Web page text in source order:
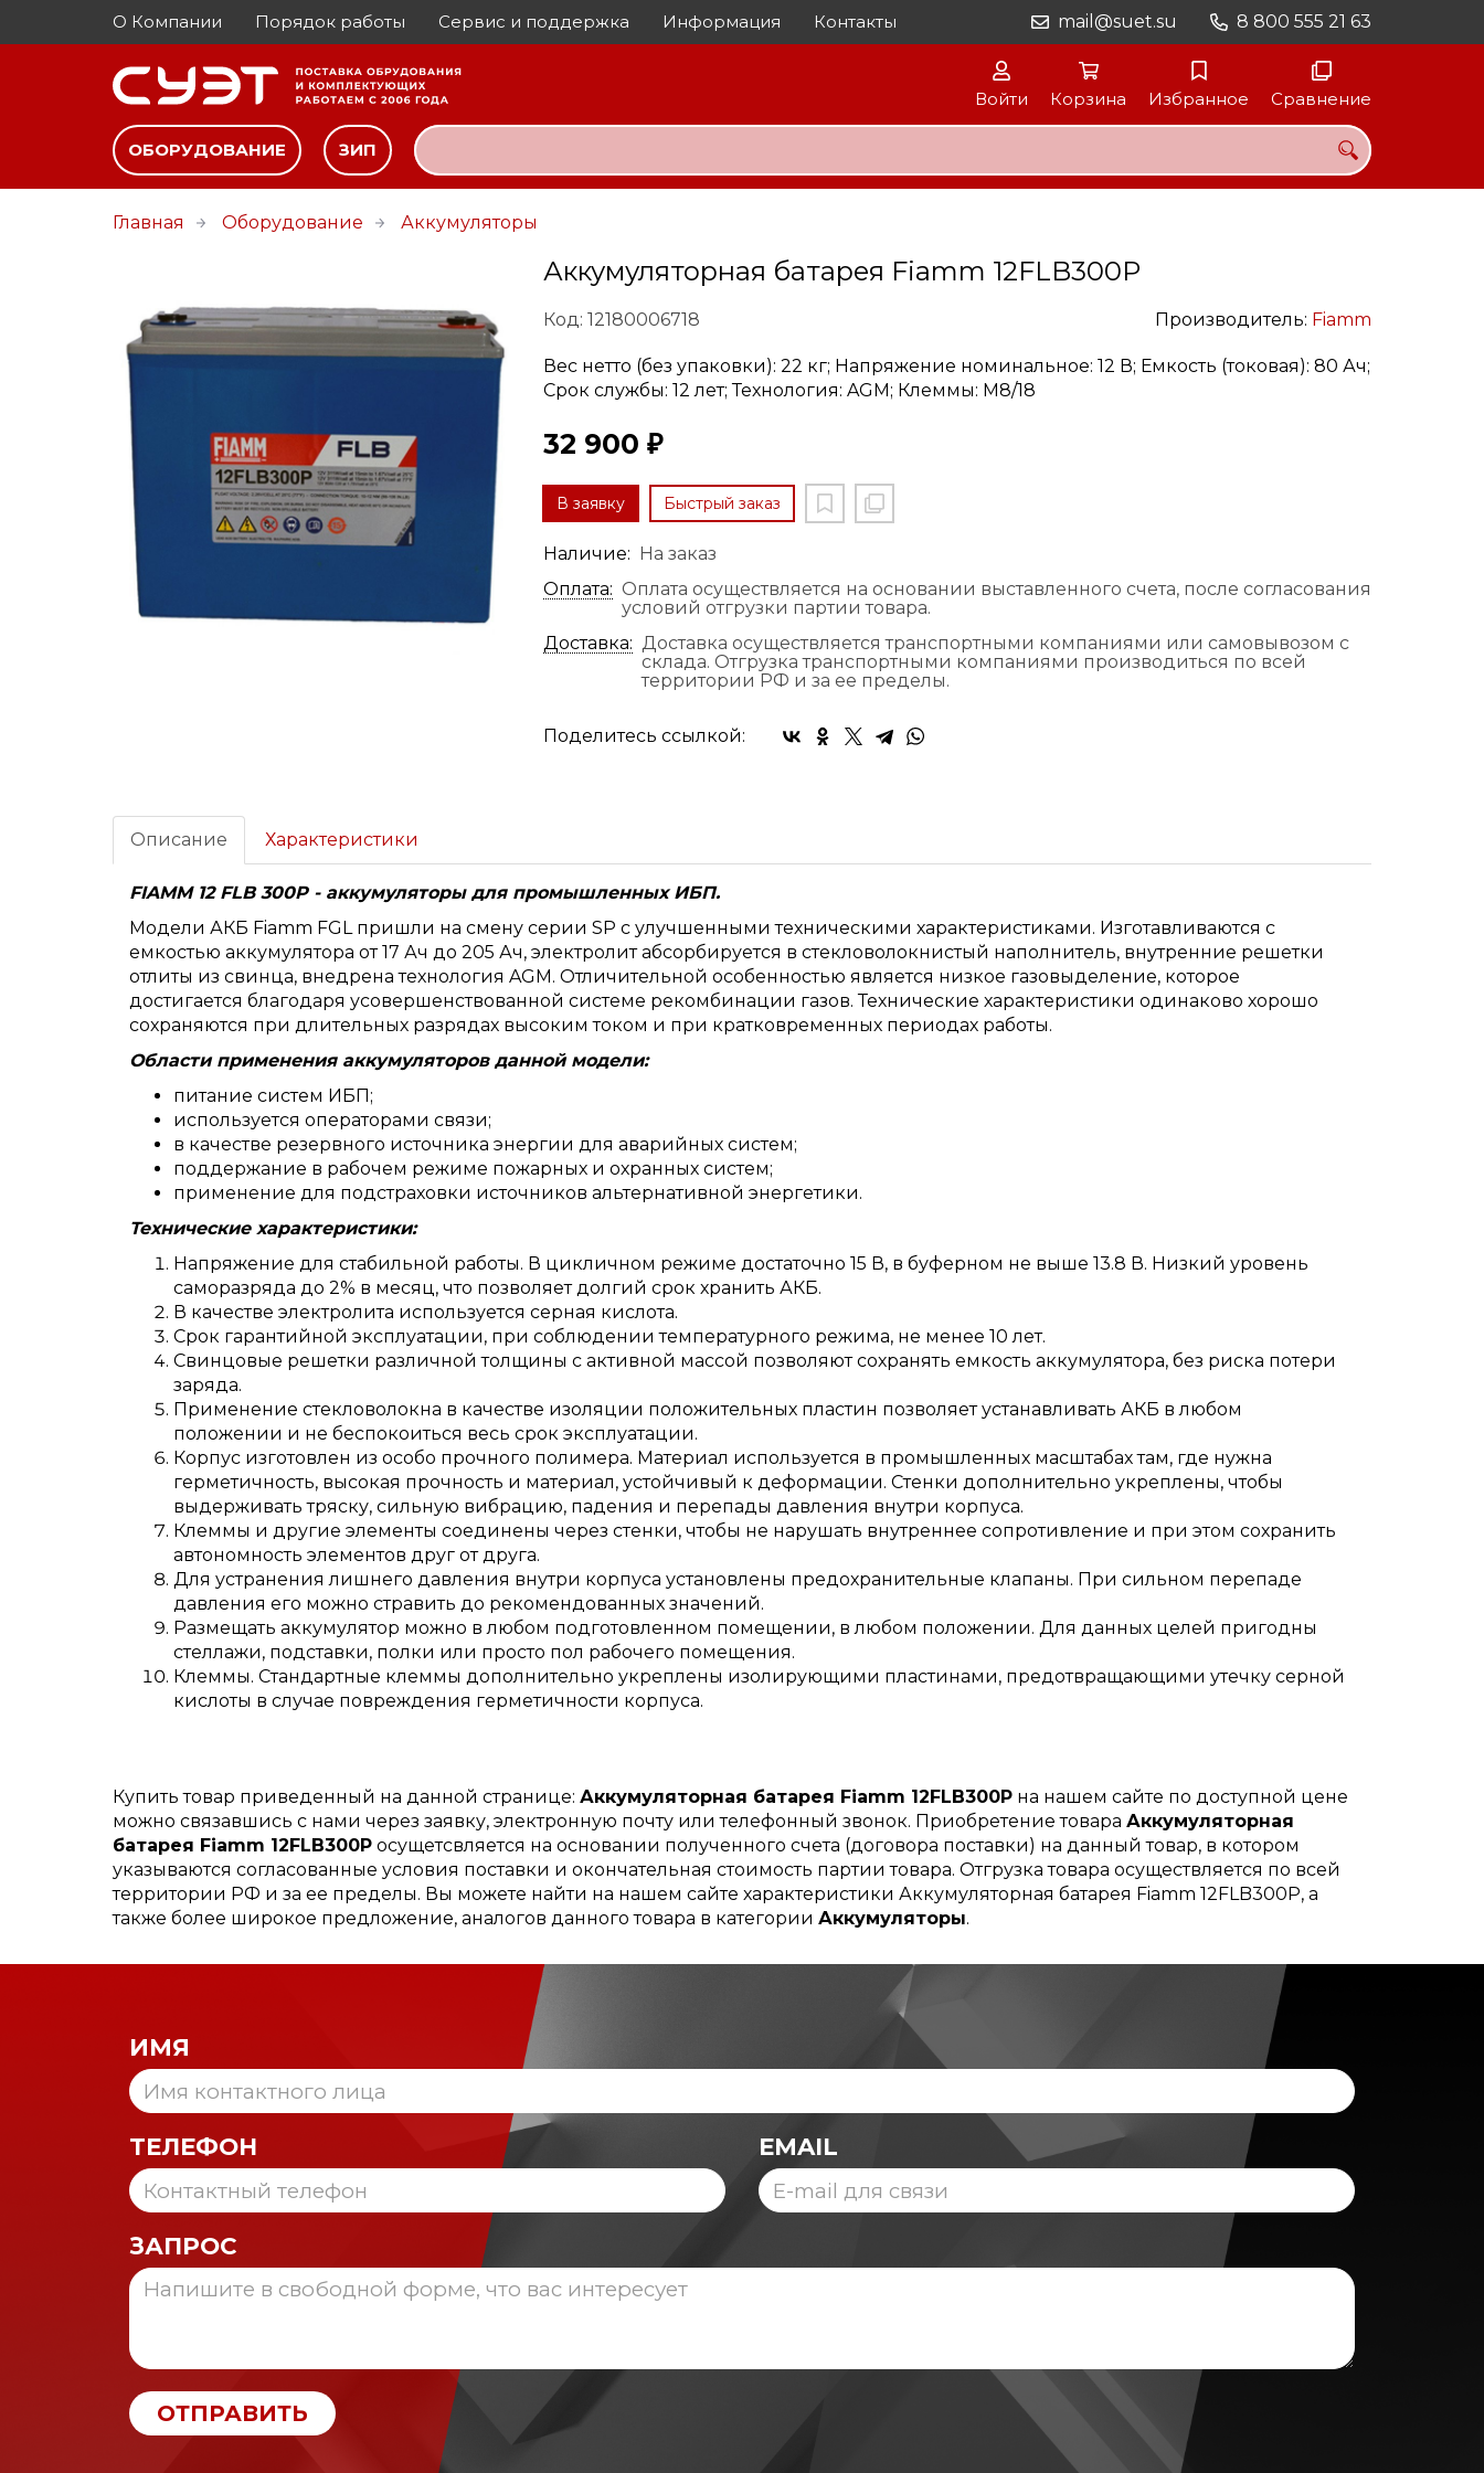
О Компании Порядок работы Сервис и поддержка Информация Контакты 8 800 555 21 63
mail@suet.su
Войти Корзина Избранное Сравнение
ОБОРУДОВАНИЕ ЗИП
Главная Оборудование Аккумуляторы
Аккумуляторная батарея Fiamm 12FLB300P
Код: 12180006718 Производитель: Fiamm
Вес нетто (без упаковки): 22 кг; Напряжение номинальное: 12 В; Емкость (токовая): 80 Ач;
Срок службы: 12 лет; Технология: AGM; Клеммы: M8/18
32 900 ₽
В заявку Быстрый заказ
Наличие: На заказ
Оплата: Оплата осуществляется на основании выставленного счета, после согласования
условий отгрузки партии товара.
Доставка: Доставка осуществляется транспортными компаниями или самовывозом с
склада. Отгрузка транспортными компаниями производиться по всей
территории РФ и за ее пределы.
Поделитесь ссылкой:
Описание Характеристики
FIAMM 12 FLB 300P - аккумуляторы для промышленных ИБП.
Модели АКБ Fiamm FGL пришли на смену серии SP с улучшенными техническими характеристиками. Изготавливаются с
емкостью аккумулятора от 17 Ач до 205 Ач, электролит абсорбируется в стекловолокнистый наполнитель, внутренние решетки
отлиты из свинца, внедрена технология AGM. Отличительной особенностью является низкое газовыделение, которое
достигается благодаря усовершенствованной системе рекомбинации газов. Технические характеристики одинаково хорошо
сохраняются при длительных разрядах высоким током и при кратковременных периодах работы.
Области применения аккумуляторов данной модели:
питание систем ИБП;
используется операторами связи;
в качестве резервного источника энергии для аварийных систем;
поддержание в рабочем режиме пожарных и охранных систем;
применение для подстраховки источников альтернативной энергетики.
Технические характеристики:
Напряжение для стабильной работы. В цикличном режиме достаточно 15 В, в буферном не выше 13.8 В. Низкий уровень
саморазряда до 2% в месяц, что позволяет долгий срок хранить АКБ.
В качестве электролита используется серная кислота.
Срок гарантийной эксплуатации, при соблюдении температурного режима, не менее 10 лет.
Свинцовые решетки различной толщины с активной массой позволяют сохранять емкость аккумулятора, без риска потери
заряда.
Применение стекловолокна в качестве изоляции положительных пластин позволяет устанавливать АКБ в любом
положении и не беспокоиться весь срок эксплуатации.
Корпус изготовлен из особо прочного полимера. Материал используется в промышленных масштабах там, где нужна
герметичность, высокая прочность и материал, устойчивый к деформации. Стенки дополнительно укреплены, чтобы
выдерживать тряску, сильную вибрацию, падения и перепады давления внутри корпуса.
Клеммы и другие элементы соединены через стенки, чтобы не нарушать внутреннее сопротивление и при этом сохранить
автономность элементов друг от друга.
Для устранения лишнего давления внутри корпуса установлены предохранительные клапаны. При сильном перепаде
давления его можно стравить до рекомендованных значений.
Размещать аккумулятор можно в любом подготовленном помещении, в любом положении. Для данных целей пригодны
стеллажи, подставки, полки или просто пол рабочего помещения.
Клеммы. Стандартные клеммы дополнительно укреплены изолирующими пластинами, предотвращающими утечку серной
кислоты в случае повреждения герметичности корпуса.
Купить товар приведенный на данной странице: Аккумуляторная батарея Fiamm 12FLB300P на нашем сайте по доступной цене
можно связавшись с нами через заявку, электронную почту или телефонный звонок. Приобретение товара Аккумуляторная
батарея Fiamm 12FLB300P осущетсвляется на основании полученного счета (договора поставки) на данный товар, в котором
указываются согласованные условия поставки и окончательная стоимость партии товара. Отгрузка товара осуществляется по всей
территории РФ и за ее пределы. Вы можете найти на нашем сайте характеристики Аккумуляторная батарея Fiamm 12FLB300P, а
также более широкое предложение, аналогов данного товара в категории Аккумуляторы.
ИМЯ
ТЕЛЕФОН EMAIL
ЗАПРОС
ОТПРАВИТЬ